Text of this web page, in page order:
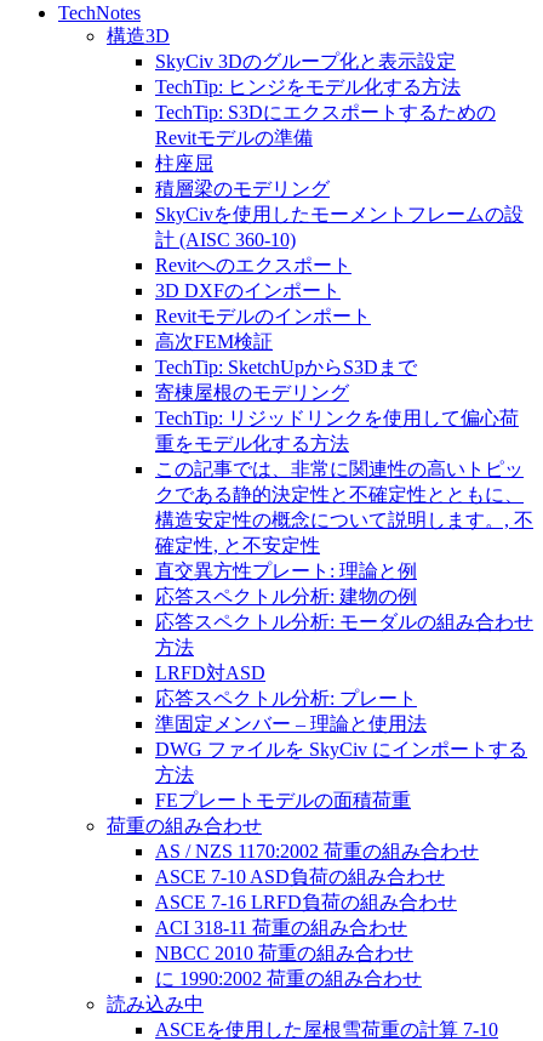
TechNotes
構造3D
SkyCiv 3Dのグループ化と表示設定
TechTip: ヒンジをモデル化する方法
TechTip: S3Dにエクスポートするための
Revitモデルの準備
柱座屈
積層梁のモデリング
SkyCivを使用したモーメントフレームの設
計 (AISC 360-10)
Revitへのエクスポート
3D DXFのインポート
Revitモデルのインポート
高次FEM検証
TechTip: SketchUpからS3Dまで
寄棟屋根のモデリング
TechTip: リジッドリンクを使用して偏心荷
重をモデル化する方法
この記事では、非常に関連性の高いトピッ
クである静的決定性と不確定性とともに、
構造安定性の概念について説明します。, 不
確定性, と不安定性
直交異方性プレート: 理論と例
応答スペクトル分析: 建物の例
応答スペクトル分析: モーダルの組み合わせ
方法
LRFD対ASD
応答スペクトル分析: プレート
準固定メンバー – 理論と使用法
DWG ファイルを SkyCiv にインポートする
方法
FEプレートモデルの面積荷重
荷重の組み合わせ
AS / NZS 1170:2002 荷重の組み合わせ
ASCE 7-10 ASD負荷の組み合わせ
ASCE 7-16 LRFD負荷の組み合わせ
ACI 318-11 荷重の組み合わせ
NBCC 2010 荷重の組み合わせ
に 1990:2002 荷重の組み合わせ
読み込み中
ASCEを使用した屋根雪荷重の計算 7-10